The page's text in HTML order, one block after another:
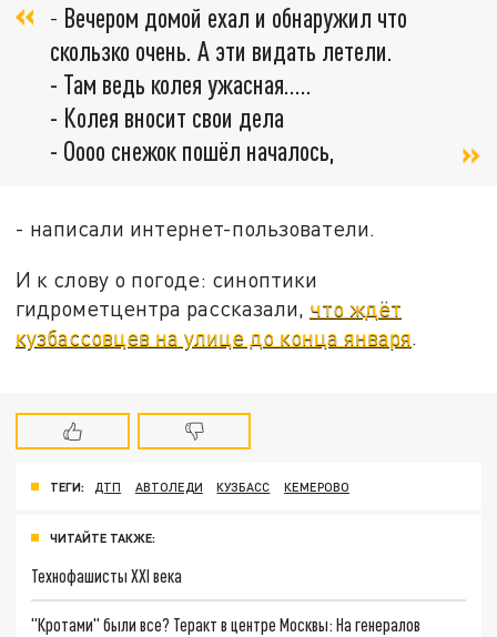
- Вечером домой ехал и обнаружил что
скользко очень. А эти видать летели.
- Там ведь колея ужасная.....
- Колея вносит свои дела
- Оооо снежок пошёл началось,
- написали интернет-пользователи.
И к слову о погоде: синоптики
гидрометцентра рассказали, что ждёт
кузбассовцев на улице до конца января.
ТЕГИ: ДТП АВТОЛЕДИ КУЗБАСС КЕМЕРОВО
ЧИТАЙТЕ ТАКЖЕ:
Технофашисты XXI века
"Кротами" были все? Теракт в центре Москвы: На генералов